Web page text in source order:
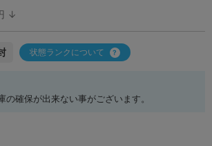
↓
状態ランクについて
の確保が出来ない事がございます。